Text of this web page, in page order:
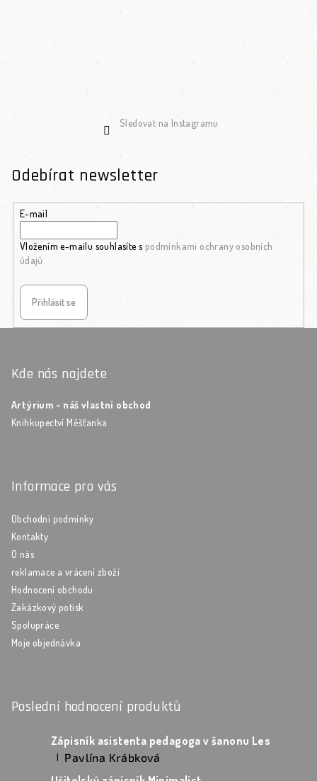
Sledovat na Instagramu
Odebírat newsletter
E-mail
Vložením e-mailu souhlasíte s podmínkami ochrany osobních
údajů
Přihlásit se
Kde nás najdete
Artýrium - náš vlastní obchod
Knihkupectví Měšťanka
Informace pro vás
Obchodní podmínky
Kontakty
O nás
reklamace a vrácení zboží
Hodnocení obchodu
Zakázkový potisk
Spolupráce
Moje objednávka
Poslední hodnocení produktů
Zápisník asistenta pedagoga v šanonu Les
Hodnocení produktu je 5 z 5 hvězdiček.
| Pavlína Krábková